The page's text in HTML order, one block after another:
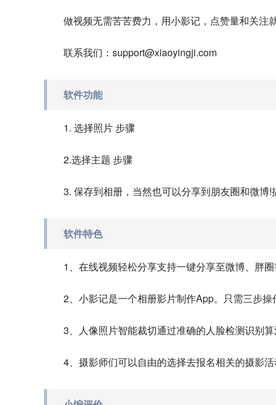
做视频无需苦苦费力，用小影记，点赞量和关注
联系我们：support@xiaoyingji.com
软件功能
1. 选择照片 步骤
2.选择主题 步骤
3. 保存到相册，当然也可以分享到朋友圈和微博!
软件特色
1、在线视频轻松分享支持一键分享至微博、胖
2、小影记是一个相册影片制作App。只需三步
3、人像照片智能裁切通过准确的人脸检测识别
4、摄影师们可以自由的选择去报名相关的摄影